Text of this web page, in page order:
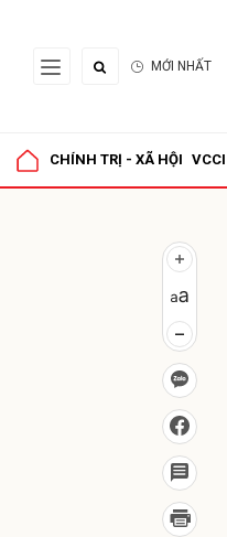
MỚI NHẤT
CHÍNH TRỊ - XÃ HỘI VCCI